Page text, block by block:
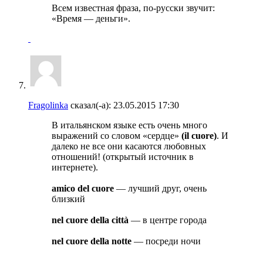
Всем известная фраза, по-русски звучит:
«Время — деньги».
Fragolinka сказал(-а): 23.05.2015 17:30
В итальянском языке есть очень много
выражений со словом «сердце» (il cuore). И
далеко не все они касаются любовных
отношений! (открытый источник в
интернете).
amico del cuore — лучший друг, очень
близкий
nel cuore della città — в центре города
nel cuore della notte — посреди ночи